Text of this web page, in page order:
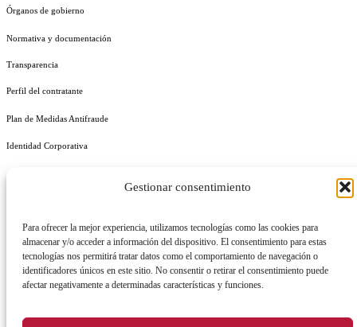
Gestionar consentimiento
Para ofrecer la mejor experiencia, utilizamos tecnologías como las cookies para
almacenar y/o acceder a información del dispositivo. El consentimiento para estas
tecnologías nos permitirá tratar datos como el comportamiento de navegación o
identificadores únicos en este sitio. No consentir o retirar el consentimiento puede
afectar negativamente a determinadas características y funciones.
Órganos de gobierno
Normativa y documentación
Transparencia
Perfil del contratante
Plan de Medidas Antifraude
Identidad Corporativa
AVISO LEGALPOLÍTICA DE PRIVACIDADPOLÍTICA DE COOKIES
POLÍTICA DE SEGURIDAD REGISTRO DE ACTIVIDADES DE TRATAMIENTO